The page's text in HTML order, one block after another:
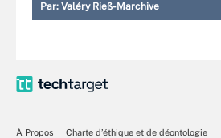
Par: Valéry Rieß-Marchive
À Propos
Charte d’éthique et de déontologie